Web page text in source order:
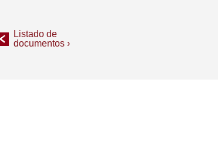
Listado de
documentos ›